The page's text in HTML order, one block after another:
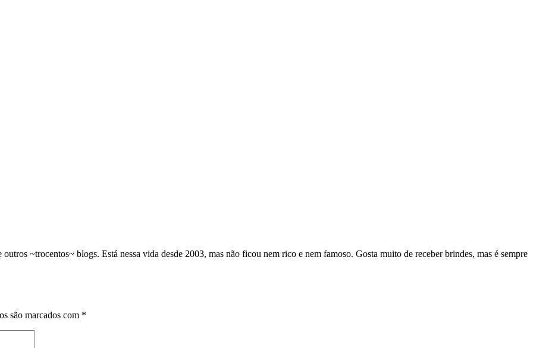
~trocentos~ blogs. Está nessa vida desde 2003, mas não ficou nem rico e nem famoso. Gosta muito de receber brindes, mas é sempre
são marcados com *